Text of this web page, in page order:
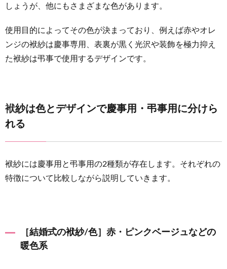
紗/
赤・ピ
ンクベ
ージュ
などの
［結婚
起物の
ビジュ
［結婚
式の袱
しょうが、他にもさまざまな色があります。
使用目的によってその色が決まっており、例えば赤やオレ
ンジの袱紗は慶事専用、表裏が黒く光沢や装飾を極力抑え
た袱紗は弔事で使用するデザインです。
袱紗は色とデザインで慶事用・弔事用に分けら
れる
袱紗には慶事用と弔事用の2種類が存在します。それぞれの
特徴について比較しながら説明していきます。
［結婚式の袱紗/色］赤・ピンクベージュなどの
暖色系